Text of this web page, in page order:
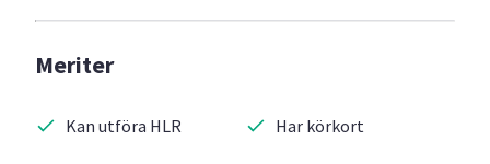
Meriter
Kan utföra HLR Har körkort